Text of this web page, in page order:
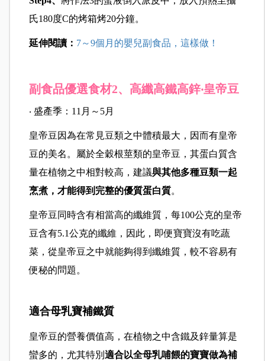
氏180度C的烤箱烤20分鐘。
延伸閱讀： 7～9個月的嬰兒副食品，這樣做！
副食品優選食材2、高纖高鐵高鋅‧皇帝豆
‧ 盛產季：11月～5月
皇帝豆因為在常見豆類之中體積最大，因而有皇帝
豆的美名。屬於全穀根莖類的皇帝豆，其蛋白質含
量在植物之中相對較高，建議與其他多種豆類一起
烹煮，才能得到完整的優質蛋白質。
皇帝豆同時含有相當高的纖維質，每100公克的皇帝
豆含有5.1公克的纖維，因此，即便寶寶沒有吃蔬
菜，從皇帝豆之中就能夠得到纖維質，較不容易有
便秘的問題。
適合母乳寶補鐵質
皇帝豆的營養價值高，在植物之中含鐵及鋅量算是
蠻多的，尤其特別適合以全母乳哺餵的寶寶做為補